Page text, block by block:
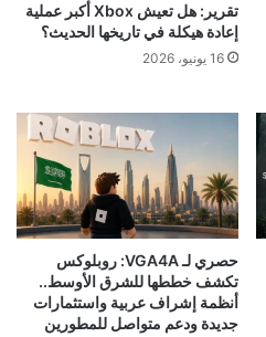
تقرير: هل تعيش Xbox أكبر عملية
إعادة هيكلة في تاريخها الحديث؟
16 يونيو، 2026
حصري لـ VGA4A: روبلوكس
تكشف خططها للشرق الأوسط..
أنظمة إشراف عربية واستثمارات
جديدة ودعم متواصل للمطورين